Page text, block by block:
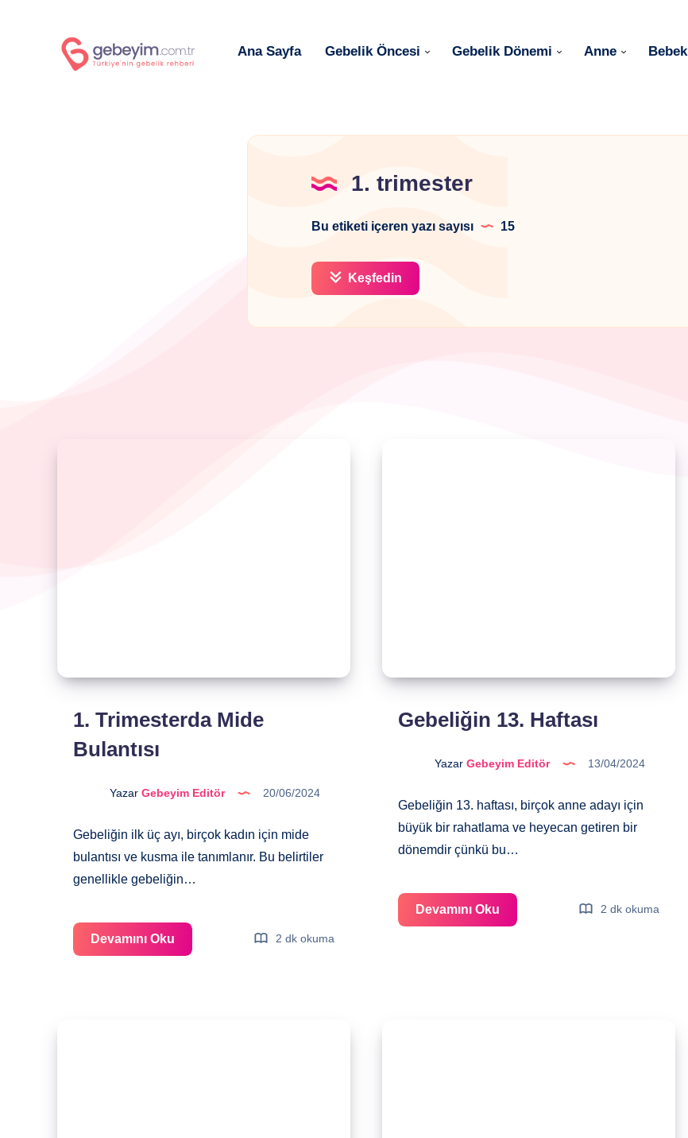
Ana Sayfa Gebelik Öncesi Gebelik Dönemi Anne Bebek
1. trimester
Bu etiketi içeren yazı sayısı 15
Keşfedin
1. Trimesterda Mide
Bulantısı
Yazar Gebeyim Editör 20/06/2024
Gebeliğin ilk üç ayı, birçok kadın için mide
bulantısı ve kusma ile tanımlanır. Bu belirtiler
genellikle gebeliğin…
Devamını Oku
Trimesterda
2 dk okuma
Gebeliğin 13. Haftası
Yazar Gebeyim Editör 13/04/2024
Gebeliğin 13. haftası, birçok anne adayı için
büyük bir rahatlama ve heyecan getiren bir
dönemdir çünkü bu…
Devamını Oku
13.
2 dk okuma